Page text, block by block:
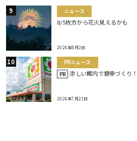
ニュース
8/5枚方から花火見えるかも
2026年8月2日
PRニュース
PR 涼しい館内で健幸づくり
2026年7月21日